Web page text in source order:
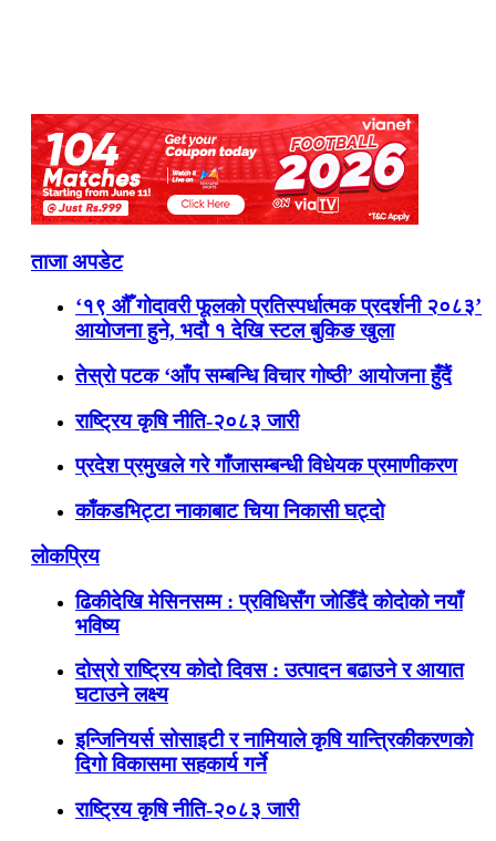
ताजा अपडेट
‘१९ औँ गोदावरी फूलको प्रतिस्पर्धात्मक प्रदर्शनी २०८३’
आयोजना हुने, भदौ १ देखि स्टल बुकिङ खुला
तेस्रो पटक ‘आँप सम्बन्धि विचार गोष्ठी’ आयोजना हुँदैं
राष्ट्रिय कृषि नीति-२०८३ जारी
प्रदेश प्रमुखले गरे गाँजासम्बन्धी विधेयक प्रमाणीकरण
काँकडभिट्टा नाकाबाट चिया निकासी घट्दो
लोकप्रिय
ढिकीदेखि मेसिनसम्म : प्रविधिसँग जोडिँदै कोदोको नयाँ
भविष्य
दोस्रो राष्ट्रिय कोदो दिवस : उत्पादन बढाउने र आयात
घटाउने लक्ष्य
इन्जिनियर्स सोसाइटी र नामियाले कृषि यान्त्रिकीकरणको
दिगो विकासमा सहकार्य गर्ने
राष्ट्रिय कृषि नीति-२०८३ जारी